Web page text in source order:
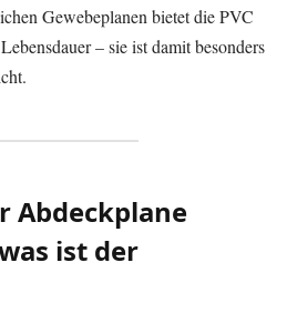
Gewebeplanen bietet die PVC
– sie ist damit besonders
Abdeckplane
ist der